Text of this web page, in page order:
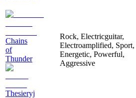
Chains
of
Thunder
Thesieryj
Rock, Electricguitar,
Electroamplified, Sport,
Energetic, Powerful,
Aggressive